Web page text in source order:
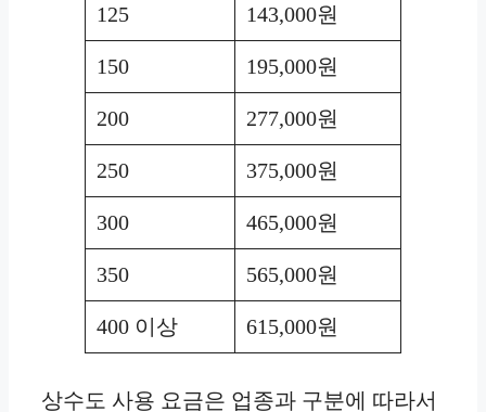
125 143,000원
150 195,000원
200 277,000원
250 375,000원
300 465,000원
350 565,000원
400 이상 615,000원
상수도 사용 요금은 업종과 구분에 따라서